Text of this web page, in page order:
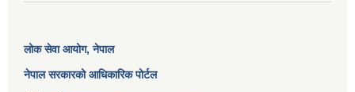
लोक सेवा आयोग, नेपाल
नेपाल सरकारको आधिकारिक पोर्टल